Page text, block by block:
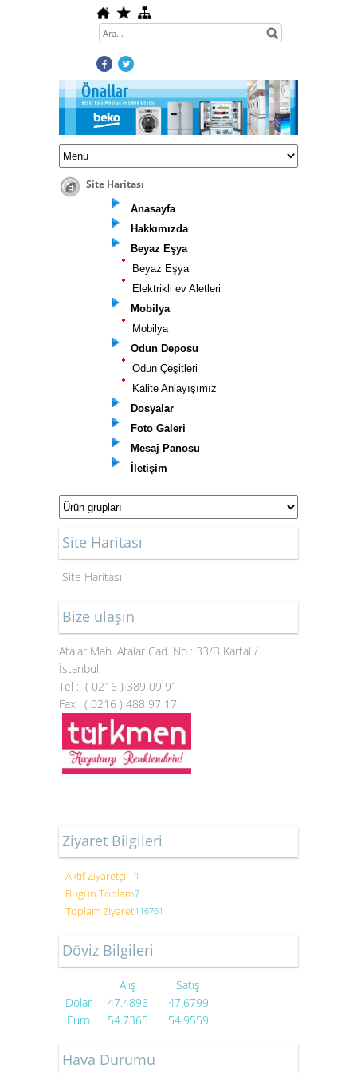
Site Haritası
Anasayfa
Hakkımızda
Beyaz Eşya
Beyaz Eşya
Elektrikli ev Aletleri
Mobilya
Mobilya
Odun Deposu
Odun Çeşitleri
Kalite Anlayışımız
Dosyalar
Foto Galeri
Mesaj Panosu
İletişim
Site Haritası
Site Haritası
Bize ulaşın
Atalar Mah. Atalar Cad. No : 33/B Kartal /
İstanbul
Tel : ( 0216 ) 389 09 91
Fax : ( 0216 ) 488 97 17
Ziyaret Bilgileri
Aktif Ziyaretçi 1
Bugün Toplam7
Toplam Ziyaret116761
Döviz Bilgileri
Alış
Satış
Dolar
47.4896
47.6799
Euro
54.7365 54.9559
Hava Durumu